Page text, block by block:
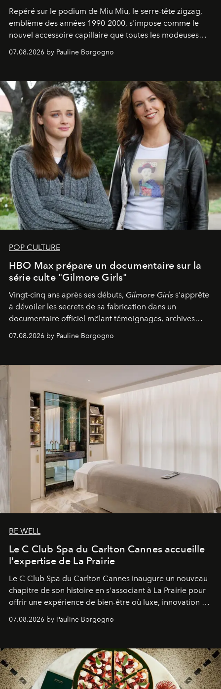
Repéré sur le podium de Miu Miu, le serre-tête zigzag,
emblème des années 1990-2000, s'impose comme le
nouvel accessoire capillaire que toutes les modeuses
s'arrachent déjà.
07.08.2026 by Pauline Borgogno
POP CULTURE
HBO Max prépare un documentaire sur la
série culte "Gilmore Girls"
Vingt-cinq ans après ses débuts, Gilmore Girls s'apprête
à dévoiler les secrets de sa fabrication dans un
documentaire officiel mêlant témoignages, archives
inédites et plongée dans les coulisses d'un phénomène
générationnel.
07.08.2026 by Pauline Borgogno
BE WELL
Le C Club Spa du Carlton Cannes accueille
l'expertise de La Prairie
Le C Club Spa du Carlton Cannes inaugure un nouveau
chapitre de son histoire en s'associant à La Prairie pour
offrir une expérience de bien-être où luxe, innovation et
expertise se rencontrent.
07.08.2026 by Pauline Borgogno